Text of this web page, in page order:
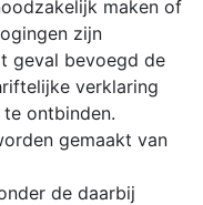
maken of
zijn
geval bevoegd de
verklaring
te ontbinden.
gemaakt van
de daarbij